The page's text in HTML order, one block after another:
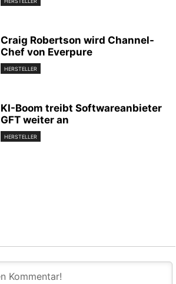
Craig Robertson wird Channel-
Chef von Everpure
HERSTELLER
KI-Boom treibt Softwareanbieter
GFT weiter an
HERSTELLER